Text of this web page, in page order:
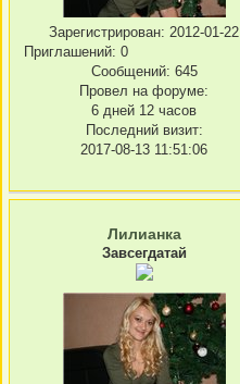
Зарегистрирован: 2012-01-22
Приглашений: 0
Сообщений: 645
Провел на форуме:
6 дней 12 часов
Последний визит:
2017-08-13 11:51:06
Лилианка
Завсегдатай